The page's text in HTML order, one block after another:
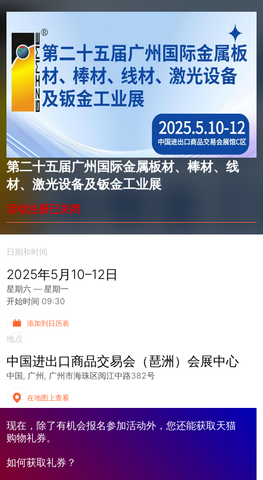
第二十五届广州国际金属板材、棒材、线
材、激光设备及钣金工业展
活动注册已关闭
日期和时间
2025年5月10–12日
星期六 — 星期一
开始时间 09:30
添加到日历表
地点
中国进出口商品交易会（琶洲）会展中心
中国 广州 广州市海珠区阅江中路382号
在地图上查看
现在，除了有机会报名参加活动外，您还能获取天猫
购物礼券。
如何获取礼券？